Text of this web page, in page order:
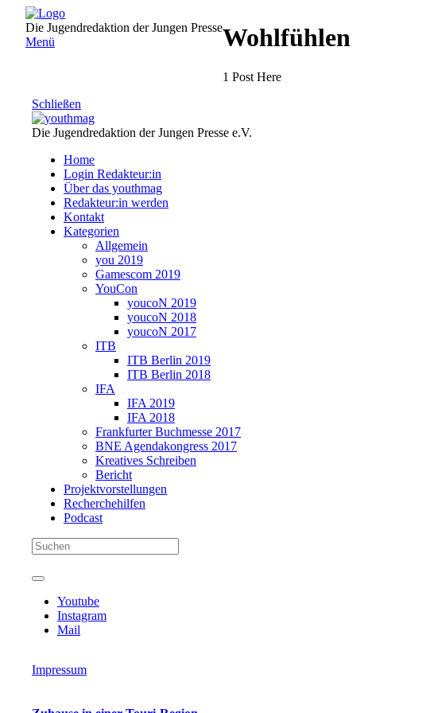
Direkt
zum
Inhalt
Die Jugendredaktion der Jungen Presse
Menü
Wohlfühlen
1 Post Here
Schließen
Die Jugendredaktion der Jungen Presse e.V.
Home
Login Redakteur:in
Über das youthmag
Redakteur:in werden
Kontakt
Kategorien
Allgemein
you 2019
Gamescom 2019
YouCon
youcoN 2019
youcoN 2018
youcoN 2017
ITB
ITB Berlin 2019
ITB Berlin 2018
IFA
IFA 2019
IFA 2018
Frankfurter Buchmesse 2017
BNE Agendakongress 2017
Kreatives Schreiben
Bericht
Projektvorstellungen
Recherchehilfen
Podcast
Youtube
Instagram
Mail
Impressum